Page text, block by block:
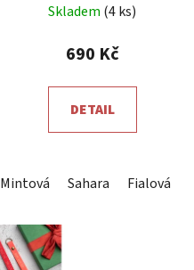
Pudrová růžová Světle šedá
hodnocení
produktu
5,0
z
Skladem (4 ks)
690 Kč
DETAIL
Mintová Sahara Fialová